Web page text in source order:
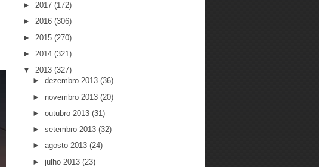
► 2017 (172)
► 2016 (306)
► 2015 (270)
► 2014 (321)
▼ 2013 (327)
► dezembro 2013 (36)
► novembro 2013 (20)
► outubro 2013 (31)
► setembro 2013 (32)
► agosto 2013 (24)
► julho 2013 (23)